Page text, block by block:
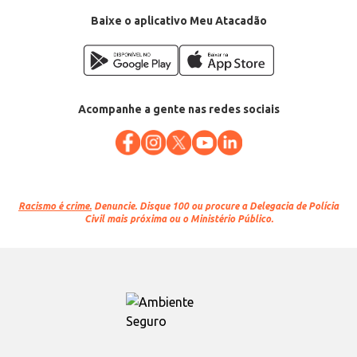
Baixe o aplicativo Meu Atacadão
Acompanhe a gente nas redes sociais
Racismo é crime. Denuncie. Disque 100 ou procure a Delegacia de Polícia
Civil mais próxima ou o Ministério Público.